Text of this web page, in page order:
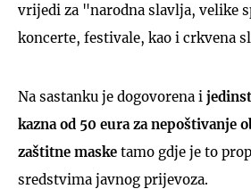
vrijedi za "narodna slavlja, velike
koncerte, festivale, kao i crkvena
Na sastanku je dogovorena i
kazna od 50 eura za nepoštivanje
zaštitne maske tamo gdje je to
sredstvima javnog prijevoza.